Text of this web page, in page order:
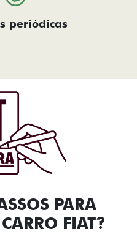
periódicas
PARA
FIAT?​